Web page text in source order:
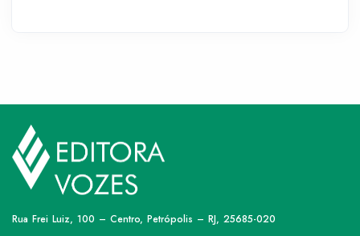
Rua Frei Luiz, 100 – Centro, Petrópolis – RJ, 25685-020